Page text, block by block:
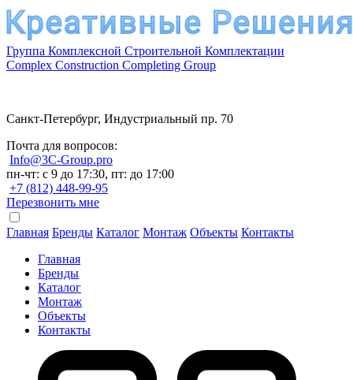
Группа Комплексной Строительной Комплектации
Complex Construction Completing Group
Санкт-Петербург, Индустриальный пр. 70
Почта для вопросов:
Info@3C-Group.pro
пн-чт: с 9 до 17:30, пт: до 17:00
+7 (812) 448-99-95
Перезвонить мне
Главная Бренды Каталог Монтаж Объекты Контакты
Главная
Бренды
Каталог
Монтаж
Объекты
Контакты